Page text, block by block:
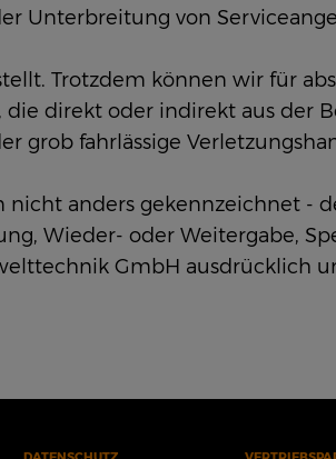
Unterbreitung von
Trotzdem können wir für
die direkt oder indirekt aus der
grob fahrlässige
nicht anders gekennzeichnet -
Wieder- oder Weitergabe,
GmbH ausdrücklich